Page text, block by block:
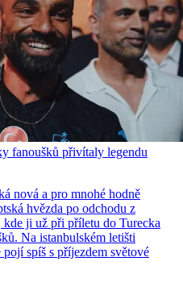
fanoušků přivítaly legendu
nová a pro mnohé hodně
hvězda po odchodu z
ji už při příletu do Turecka
Na istanbulském letišti
pojí spíš s příjezdem světové